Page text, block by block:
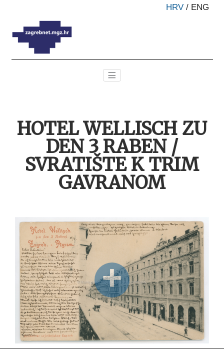
HRV / ENG
HOTEL WELLISCH ZU
DEN 3 RABEN /
SVRATIŠTE K TRIM
GAVRANOM